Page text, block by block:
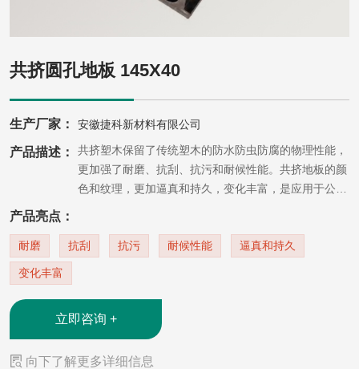
共挤圆孔地板 145X40
生产厂家： 安徽捷科新材料有限公司
产品描述：捷科共挤塑木保留了传统塑木的防水防虫防腐的物理性能，
更加强了耐磨、抗刮、抗污和耐候性能。共挤地板的颜
色和纹理，更加逼真和持久，变化丰富，是应用于公
产品亮点：
耐磨 抗刮 抗污 耐候性能 逼真和持久
变化丰富
立即咨询 +
 向下了解更多详细信息